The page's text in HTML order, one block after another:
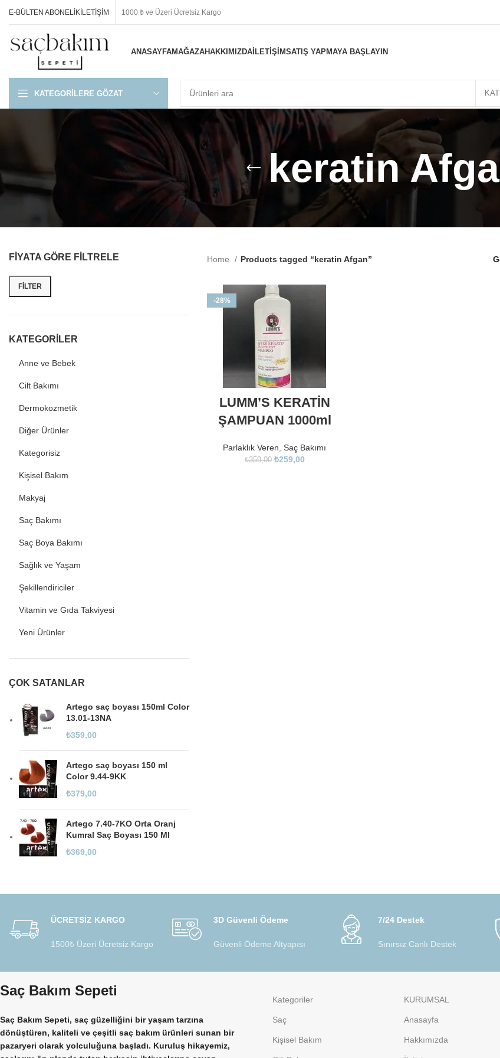
E-BÜLTEN ABONELIKİLETIŞIM 1000 ₺ ve Üzeri Ücretsiz Kargo
ANASAYFAMAĞAZAHAKKIMIZDAİLETIŞIMSATIŞ YAPMAYA BAŞLAYIN
KATEGORILERE GÖZAT
keratin
FIYATA GÖRE FILTRELE
FILTER
KATEGORİLER
Anne ve Bebek
Cilt Bakımı
Dermokozmetik
Diğer Ürünler
Kategorisiz
Kişisel Bakım
Makyaj
Saç Bakımı
Saç Boya Bakımı
Sağlık ve Yaşam
Şekillendiriciler
Vitamin ve Gıda Takviyesi
Yeni Ürünler
ÇOK SATANLAR
Artego saç boyası 150ml Color
13.01-13NA
₺359,00
Artego saç boyası 150 ml
Color 9.44-9KK
₺379,00
Artego 7.40-7KO Orta Oranj
Kumral Saç Boyası 150 Ml
₺369,00
Home Products tagged “keratin Afgan”
-28%
LUMM’S KERATİN
ŞAMPUAN 1000ml
Parlaklık Veren ,Saç Bakımı
₺359,00 ₺259,00
ÜCRETSİZ KARGO
1500₺ Üzeri Ücretsiz Kargo
3D Güvenli Ödeme
Güvenli Ödeme Altyapısı
7/24 Destek
Sınırsız Canlı Destek
Saç Bakım Sepeti
Saç Bakım Sepeti, saç güzelliğini bir yaşam tarzına
dönüştüren, kaliteli ve çeşitli saç bakım ürünleri sunan bir
pazaryeri olarak yolculuğuna başladı. Kuruluş hikayemiz,
Kategoriler
Saç
Kişisel Bakım
KURUMSAL
Anasayfa
Hakkımızda